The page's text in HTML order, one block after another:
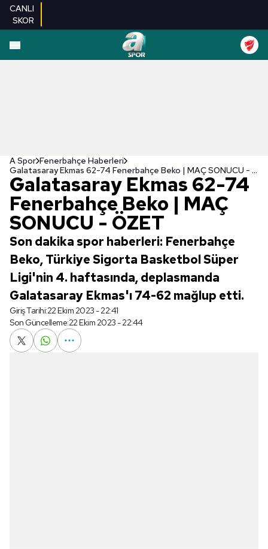
CANLI
SKOR
A Spor Fenerbahçe Haberleri
Galatasaray Ekmas 62-74 Fenerbahçe Beko | MAÇ SONUCU - ÖZET
Galatasaray Ekmas 62-74
Fenerbahçe Beko | MAÇ
SONUCU - ÖZET
Son dakika spor haberleri: Fenerbahçe
Beko, Türkiye Sigorta Basketbol Süper
Ligi'nin 4. haftasında, deplasmanda
Galatasaray Ekmas'ı 74-62 mağlup etti.
Giriş Tarihi:22 Ekim 2023 - 22:41
Son Güncelleme:22 Ekim 2023 - 22:44